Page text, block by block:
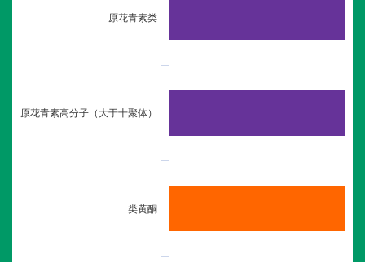
原花青素类
原花青素高分子（大于十聚体）
类黄酮